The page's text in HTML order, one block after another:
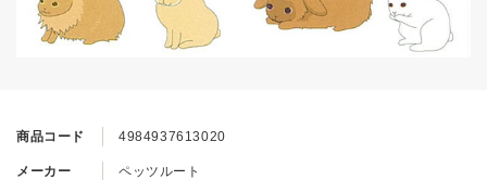
商品コード 4984937613020
メーカー ペッツルート